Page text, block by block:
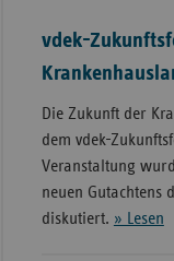
vdek-
Die Zukunft der
dem vdek-
Veranstaltung
neuen Gutachtens
diskutiert. » Lesen